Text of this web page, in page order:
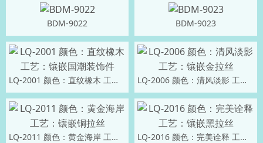
BDM-9022 BDM-9023
LQ-2001 颜色：直纹橡木 工艺：镶嵌国潮装饰件 LQ-2006 颜色：清风淡影 工艺：镶嵌金拉丝
LQ-2011 颜色：黄金海岸 工艺：镶嵌铜拉丝 LQ-2016 颜色：完美诠释 工艺：镶嵌黑拉丝